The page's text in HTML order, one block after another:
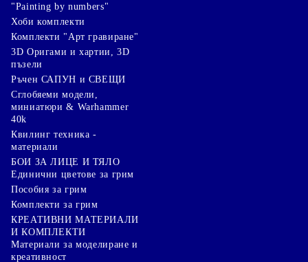
"Painting by numbers"
Хоби комплекти
Комплекти "Арт гравиране"
3D Оригами и хартии, 3D
пъзели
Ръчен САПУН и СВЕЩИ
Сглобяеми модели,
миниатюри & Warhammer
40k
Квилинг техника -
материали
БОИ ЗА ЛИЦЕ И ТЯЛО
Единични цветове за грим
Пособия за грим
Комплекти за грим
КРЕАТИВНИ МАТЕРИАЛИ
И КОМПЛЕКТИ
Mатериали за моделиране и
креативност